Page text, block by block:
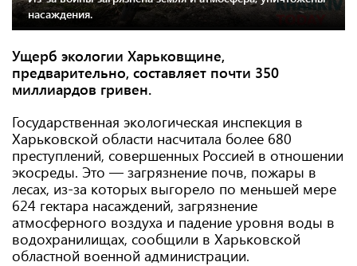
насаждения.
Ущерб экологии Харьковщине,
предварительно, составляет почти 350
миллиардов гривен.
Государственная экологическая инспекция в
Харьковской области насчитала более 680
преступлений, совершенных Россией в отношении
экосреды. Это — загрязнение почв, пожары в
лесах, из-за которых выгорело по меньшей мере
624 гектара насаждений, загрязнение
атмосферного воздуха и падение уровня воды в
водохранилищах, сообщили в Харьковской
областной военной администрации.